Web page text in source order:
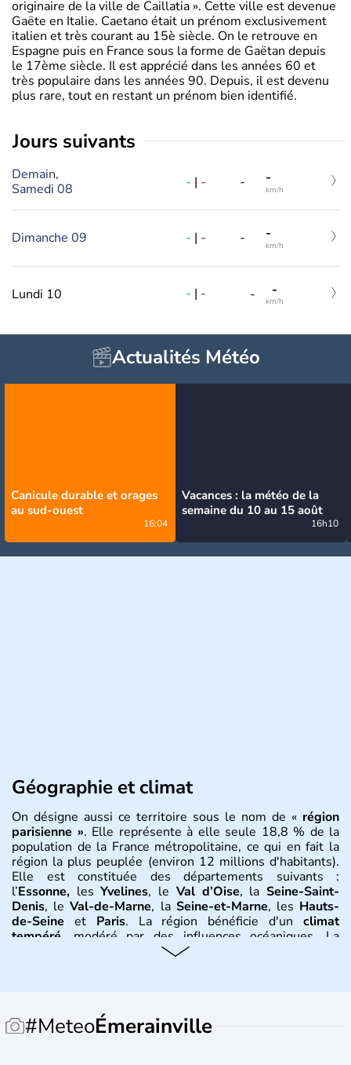
originaire de la ville de Caillatia ». Cette ville est devenue
Gaëte en Italie. Caetano était un prénom exclusivement
italien et très courant au 15è siècle. On le retrouve en
Espagne puis en France sous la forme de Gaëtan depuis
le 17ème siècle. Il est apprécié dans les années 60 et
très populaire dans les années 90. Depuis, il est devenu
plus rare, tout en restant un prénom bien identifié.
jours suivants
Demain,
Samedi 08
- | - - -
km/h
Dimanche 09 - | - - -
km/h
Lundi 10 - | - - -
km/h
Actualités Météo
Canicule durable et orages
au sud-ouest
16:04
Vacances : la météo de la
semaine du 10 au 15 août
16h10
Géographie et climat
On désigne aussi ce territoire sous le nom de « région
parisienne ». Elle représente à elle seule 18,8 % de la
population de la France métropolitaine, ce qui en fait la
région la plus peuplée (environ 12 millions d'habitants).
Elle est constituée des départements suivants :
l’Essonne, lesYvelines, le Val d’Oise, laSeine-Saint-
Denis, leVal-de-Marne, la Seine-et-Marne, les Hauts-
de-Seine et Paris. La région bénéficie d'unclimat
tempéré , modéré par des influences océaniques. La
température moyenne s'élève à 11 °C et les
sont quelques-unes des villes principales.
Histoire et administration
#MeteoÉmerainville